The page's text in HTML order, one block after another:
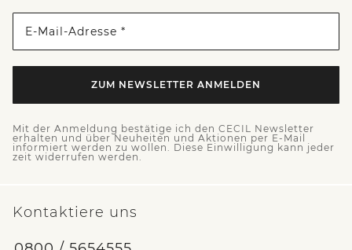
E-Mail-Adresse *
ZUM NEWSLETTER ANMELDEN
Mit der Anmeldung bestätige ich den CECIL Newsletter
erhalten und über Neuheiten und Aktionen per E-Mail
informiert werden zu wollen. Diese Einwilligung kann jeder
zeit widerrufen werden.
Kontaktiere uns